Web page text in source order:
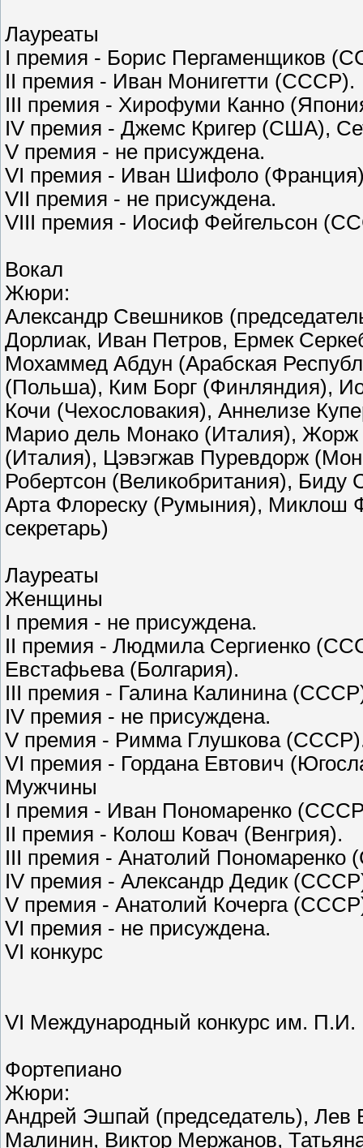
Лауреаты
I премия - Борис Пергаменщиков
II премия - Иван Монигетти (СССР).
III премия - Хирофуми Канно
IV премия - Джемс Кригер (США),
V премия - не присуждена.
VI премия - Иван Шифоло
VII премия - не присуждена.
VIII премия - Иосиф Фейгельсон
Вокал
Жюри:
Александр Свешников
Дорлиак, Иван Петров, Ермек
Мохаммед Абдун (Арабская
(Польша), Ким Борг (Финляндия),
Кочи (Чехословакия), Аннелизе
Марио дель Монако (Италия),
(Италия), Цэвэгжав Пуревдорж
Робертсон (Великобритания),
Арта Флореску (Румыния), Миклош
секретарь)
Лауреаты
Женщины
I премия - не присуждена.
II премия - Людмила Сергиенко
Евстафьева (Болгария).
III премия - Галина Калинина
IV премия - не присуждена.
V премия - Римма Глушкова
VI премия - Гордана Евтович
Мужчины
I премия - Иван Пономаренко
II премия - Колош Ковач (Венгрия).
III премия - Анатолий
IV премия - Александр Дедик
V премия - Анатолий Кочерга
VI премия - не присуждена.
VI конкурс
VI Международный конкурс им. П.И.
Фортепиано
Жюри:
Андрей Эшпай (председатель), Лев
Малинин, Виктор Мержанов,